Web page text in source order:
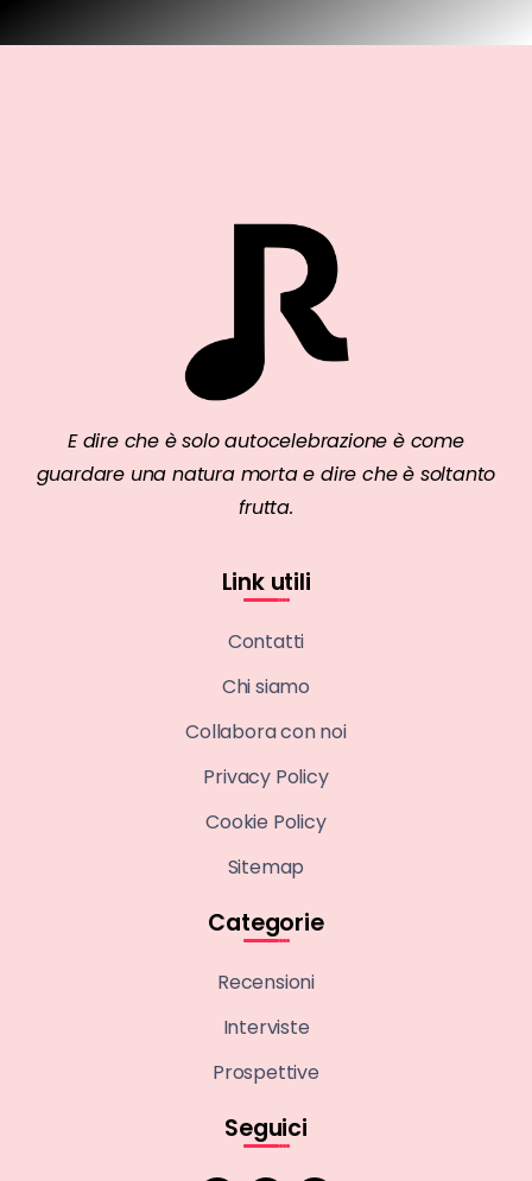
E dire che è solo autocelebrazione è come
guardare una natura morta e dire che è soltanto
frutta.
Link utili
Contatti
Chi siamo
Collabora con noi
Privacy Policy
Cookie Policy
Sitemap
Categorie
Recensioni
Interviste
Prospettive
Seguici